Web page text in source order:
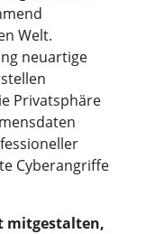
Welt.
neuartige
Privatsphäre
Cyberangriffe
mitgestalten,